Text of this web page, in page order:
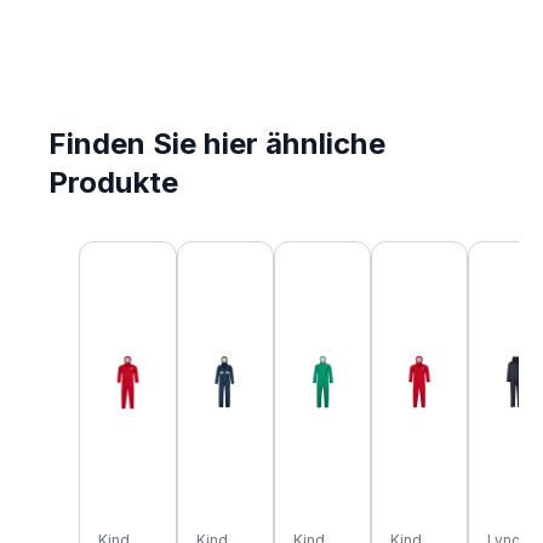
Finden Sie hier ähnliche
Produkte
Produktgalerie überspringen